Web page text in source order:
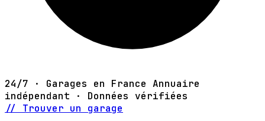
24/7 · Garages en France Annuaire
indépendant · Données vérifiées
// Trouver un garage